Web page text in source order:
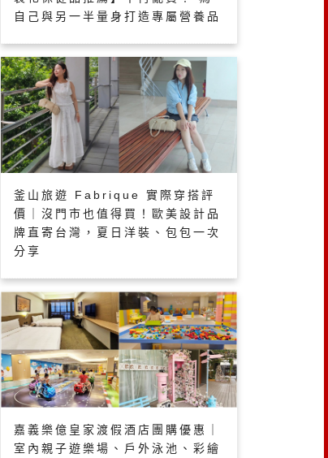
自己與另一半量身打造專屬營養品
釜山旅遊 Fabrique 實際穿搭評
價｜沒門市也值得買！歐美設計品
牌直寄台灣，夏日洋裝、包包一次
分享
嘉義樂億皇家渡假酒店團購優惠｜
室內親子遊樂場、戶外泳池、彩繪